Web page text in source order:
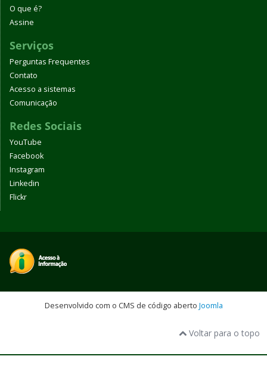
O que é?
Assine
Serviços
Perguntas Frequentes
Contato
Acesso a sistemas
Comunicação
Redes Sociais
YouTube
Facebook
Instagram
Linkedin
Flickr
Desenvolvido com o CMS de código aberto Joomla
Voltar para o topo